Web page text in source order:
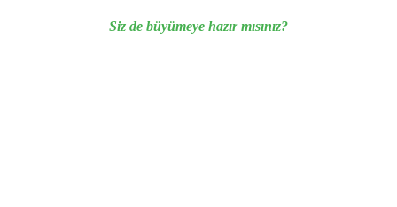
Siz de büyümeye hazır mısınız?